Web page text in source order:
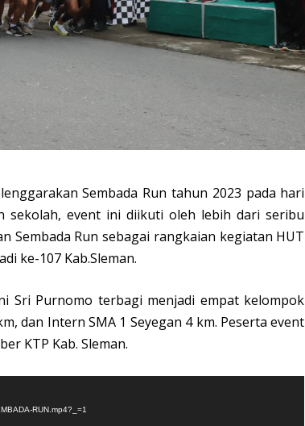
Sembada Run tahun 2023 pada hari
sekolah, event ini diikuti oleh lebih dari seribu
Sembada Run sebagai rangkaian kegiatan HUT
ke-107 Kab.Sleman.
Sri Purnomo terbagi menjadi empat kelompok
dan Intern SMA 1 Seyegan 4 km. Peserta event
KTP Kab. Sleman.
RUN.mp4?_=1